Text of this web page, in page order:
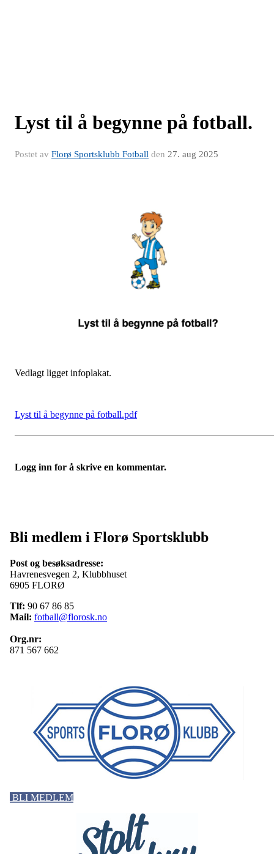
Lyst til å begynne på fotball.
Postet av Florø Sportsklubb Fotball den 27. aug 2025
Vedlagt ligget infoplakat.
Lyst til å begynne på fotball.pdf
Logg inn for å skrive en kommentar.
Bli medlem i Florø Sportsklubb
Post og besøksadresse:
Havrenesvegen 2, Klubbhuset
6905 FLORØ
Tlf: 90 67 86 85
Mail: fotball@florosk.no
Org.nr:
871 567 662
BLI MEDLEM